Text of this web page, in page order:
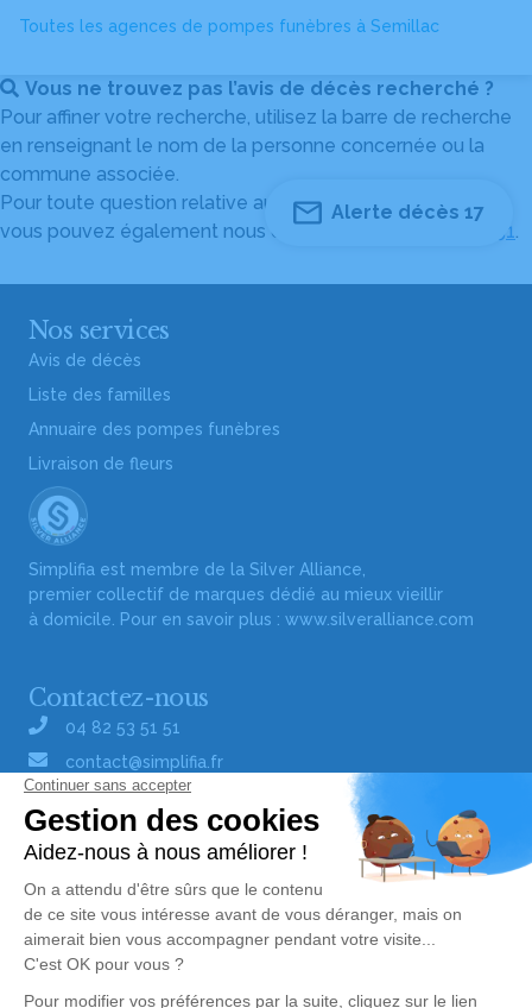
Toutes les agences de pompes funèbres à Semillac
Vous ne trouvez pas l’avis de décès recherché ?
Pour affiner votre recherche, utilisez la barre de recherche
en renseignant le nom de la personne concernée ou la
commune associée.
Pour toute question relative au fonctionnement du site,
vous pouvez également nous contacter au
04 82 53 51 51.
Alerte décès 17
Nos services
Avis de décès
Liste des familles
Annuaire des pompes funèbres
Livraison de fleurs
Simplifia est membre de la Silver Alliance,
premier collectif de marques dédié au mieux vieillir
à domicile. Pour en savoir plus : www.silveralliance.com
Contactez-nous
04 82 53 51 51
contact@simplifia.fr
Réseaux sociaux
Liens utiles
Publier un avis de décès